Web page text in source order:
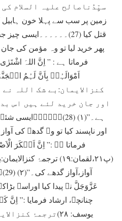
زمین پر سب سے پہلا خون ہابیل
قتل کیا (27)۔۔۔۔۔۔ایسی
پھر خرید لیا تو وہ مؤمن کی
فرماتا ہے : ” اِنَّ اللہَ
کنزالایمان:بے شک اللہ
اور جان خرید لئے ہیں اس
ہے۔”(۱)
اور ناپسند کیا تو وہ گدھے کی
(پ۲۱،لقمان:۱۹) ترجمۂ
عَزَّوَجَلَّ نے پیدا کیا اوراسے
یوسف: ۲۸)ترجمۂ